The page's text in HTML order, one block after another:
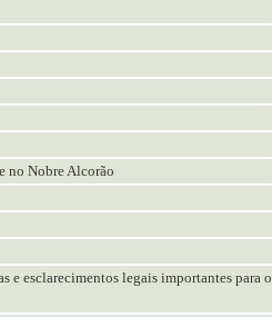
no Nobre Alcorão
e esclarecimentos legais importantes para o